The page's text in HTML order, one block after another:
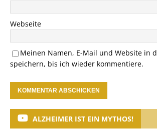
Webseite
Meinen Namen, E-Mail und Website in
speichern, bis ich wieder kommentiere.
ALZHEIMER IST EIN MYTHOS!